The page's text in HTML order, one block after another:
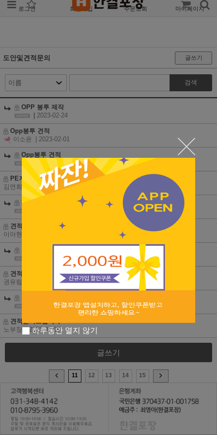
로그인 회원가입 주문조회 마이페이지
도안및견적문의 글쓰기
검색
OPP 봉투 제작
2023-02-24
Opp봉투 견적
이소윤
| 2023-02-01
Opp봉투 견적
2023-02-24
PE지퍼백 주문제작 견적서 요청
김연희
| 2023-01-25
PE지퍼백 주문제작 견적서 요청
견적 문의 드립니다
이아현
2023-01-31
견적 문의 드립니다.
권유림
| 2023-01-13
2023-01-16
견적문의드립니다
노부장
| 2023-01-05
글쓰기
11 12 13 14 15
하루동안 열지 않기